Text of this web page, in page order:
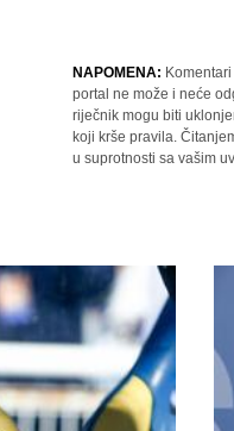
NAPOMENA:
portal ne može i neće
riječnik mogu biti
koji krše pravila.
u suprotnosti sa vašim